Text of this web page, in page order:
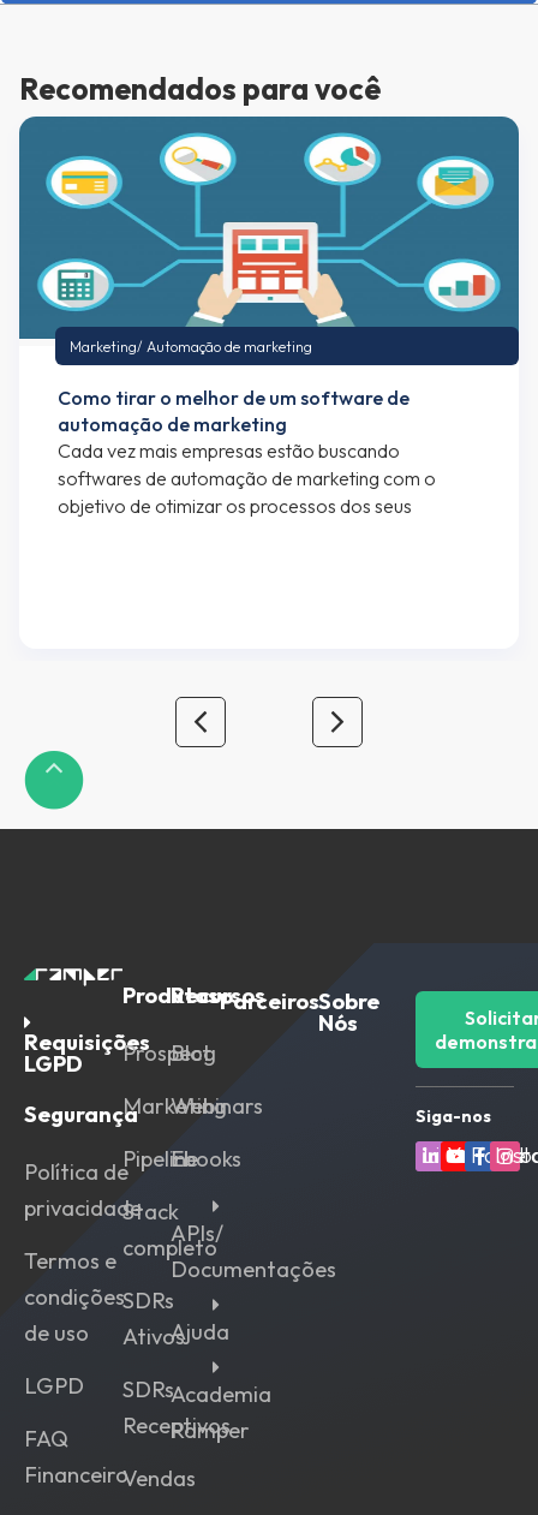
Recomendados para você
Marketing/ Automação de marketing
Como tirar o melhor de um software de
automação de marketing
Cada vez mais empresas estão buscando
softwares de automação de marketing com o
objetivo de otimizar os processos dos seus
Requisições
LGPD
Segurança
Política de
privacidade
Termos e
condições
de uso
LGPD
FAQ
Financeiro
Produtos
Prospect
Marketing
Pipeline
Stack
completo
SDRs
Ativos
SDRs
Receptivos
Vendas
Recursos
Blog
Webinars
Ebooks
APIs/
Documentações
Ajuda
Academia
Ramper
ParceirosSobre
Nós
Siga-nos
Linkedin
Youtube